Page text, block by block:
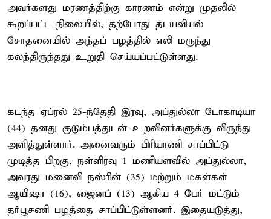
அவர்களது மரணத்திற்கு காரணம் என்று முதலில்
கூறப்பட்ட நிலையில், தற்போது தடயவியல்
சோதனையில் அந்தப் பழத்தில் எலி மருந்து
கலந்திருந்தது உறுதி செய்யப்பட்டுள்ளது.
கடந்த ஏப்ரல் 25-ந்தேதி இரவு, அப்துல்லா டோகாடியா
(44) தனது குடும்பத்துடன் உறவினர்களுக்கு விருந்து
அளித்துள்ளார். அனைவரும் பிரியாணி சாப்பிட்டு
முடித்த பிறகு, நள்ளிரவு 1 மணியளவில் அப்துல்லா,
அவரது மனைவி நஸ்ரின் (35) மற்றும் மகள்கள்
ஆயிஷா (16), ஜைனப் (13) ஆகிய 4 பேர் மட்டும்
தர்பூசணி பழத்தை சாப்பிட்டுள்ளனர். இதையடுத்து,